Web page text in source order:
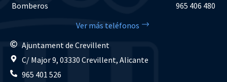
Bomberos
965 406 480
Ver más teléfonos
Ajuntament de Crevillent
C/ Major 9, 03330 Crevillent, Alicante
965 401 526